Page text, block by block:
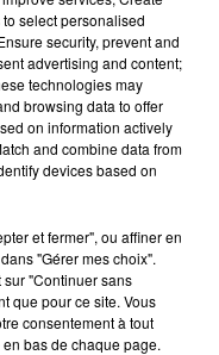
non.mp3
select personalised
security, prevent and
advertising and content;
technologies may
browsing data to offer
on information actively
and combine data from
devices based on
et fermer", ou affiner en
"Gérer mes choix".
"Continuer sans
que pour ce site. Vous
consentement à tout
bas de chaque page.